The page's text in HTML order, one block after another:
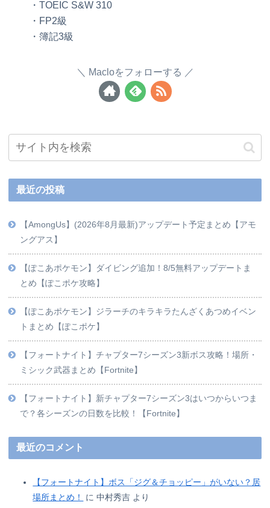
・TOEIC S&W 310
・FP2級
・簿記3級
Macloをフォローする
最近の投稿
【AmongUs】(2026年8月最新)アップデート予定まとめ【アモ
ングアス】
【ぽこあポケモン】ダイビング追加！8/5無料アップデートま
とめ【ぽこポケ攻略】
【ぽこあポケモン】ジラーチのキラキラたんざくあつめイベン
トまとめ【ぽこポケ】
【フォートナイト】チャプター7シーズン3新ボス攻略！場所・
ミシック武器まとめ【Fortnite】
【フォートナイト】新チャプター7シーズン3はいつからいつま
で？各シーズンの日数を比較！【Fortnite】
最近のコメント
【フォートナイト】ボス「ジグ＆チョッピー」がいない？居
場所まとめ！
に中村秀吉 より